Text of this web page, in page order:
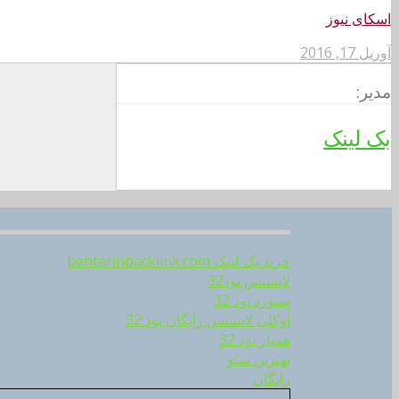
اسکای نیوز
آوریل 17, 2016
مدیر:
بک لینک
.
خرید بک لینک behtarinbacklink.com
لایسنس نود32
پسورد نود 32
اوکلی لایسنس رایگان نود 32
همیار نود 32
بهترین سئو
رایگان